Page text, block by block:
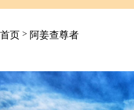
首页 > 阿姜查尊者